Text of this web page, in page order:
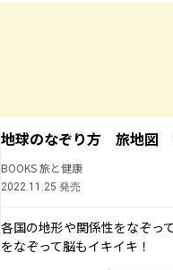
地球のなぞり方 旅地図
BOOKS 旅と健康
2022.11.25 発売
各国の地形や関係性をなぞっ
をなぞって脳もイキイキ！